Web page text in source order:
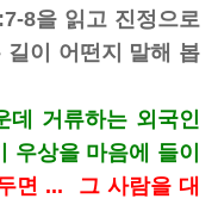
8을 읽고 진정으로
길이 어떤지 말해 봅
데 거류하는 외국인
우상을 마음에 들이
면 ...
그 사람을 대